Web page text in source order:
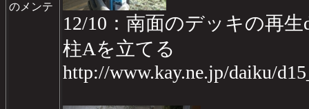
のメンテ
12/10：南面のデッキの再生
柱Aを立てる
http://www.kay.ne.jp/daiku/